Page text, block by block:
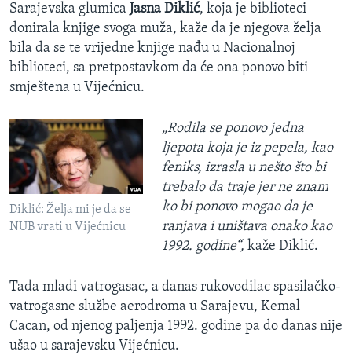
Sarajevska glumica Jasna Diklić, koja je biblioteci
donirala knjige svoga muža, kaže da je njegova želja
bila da se te vrijedne knjige nađu u Nacionalnoj
biblioteci, sa pretpostavkom da će ona ponovo biti
smještena u Vijećnicu.
Diklić: Želja mi je da se
NUB vrati u Vijećnicu
„Rodila se ponovo jedna
ljepota koja je iz pepela, kao
feniks, izrasla u nešto što bi
trebalo da traje jer ne znam
ko bi ponovo mogao da je
ranjava i uništava onako kao
1992. godine“, kaže Diklić.
Tada mladi vatrogasac, a danas rukovodilac spasilačko-
vatrogasne službe aerodroma u Sarajevu, Kemal
Cacan, od njenog paljenja 1992. godine pa do danas nije
ušao u sarajevsku Vijećnicu.